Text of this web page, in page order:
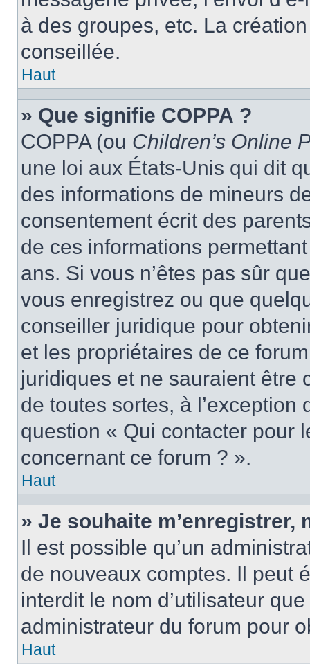
à des groupes, etc. La
conseillée.
Haut
» Que signifie COPPA ?
COPPA (ou Children’s Online
une loi aux États-Unis qui dit
des informations de mineurs
consentement écrit des
de ces informations
ans. Si vous n’êtes pas sûr
vous enregistrez ou que
conseiller juridique pour
et les propriétaires de ce
juridiques et ne sauraient être
de toutes sortes, à
question « Qui contacter pour
concernant ce forum ? ».
Haut
» Je souhaite m’enregistrer,
Il est possible qu’un
de nouveaux comptes. Il peut
interdit le nom d’utilisateur
administrateur du forum pour
Haut